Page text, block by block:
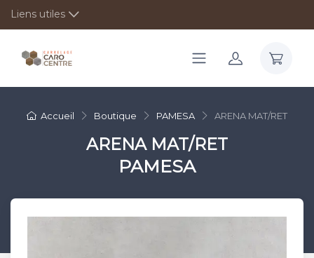
Liens utiles
Accueil Boutique PAMESA ARENA MAT/RET
ARENA MAT/RET
PAMESA